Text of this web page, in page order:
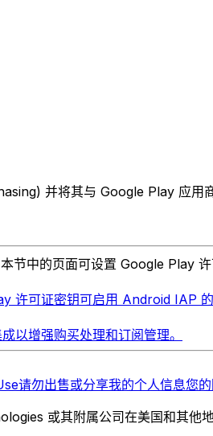
并将其与 Google Play 应用商
中的页面可设置 Google Play
可证密钥可启用 Android IAP
增强购买处理和订阅管理。
请勿出售或分享我的个人信息您
或其附属公司在美国和其他